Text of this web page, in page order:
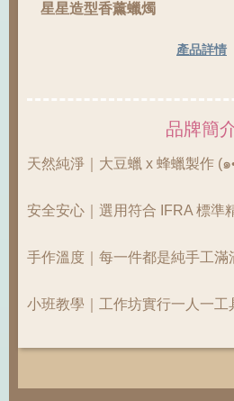
星星造型香薰蠟燭
產品詳情
品牌簡
天然純淨｜大豆蠟 x 蜂蠟製作 (๑
安全安心｜選用符合 IFRA 標準
手作溫度｜每一件都是純手工
小班教學｜工作坊實行一人一工